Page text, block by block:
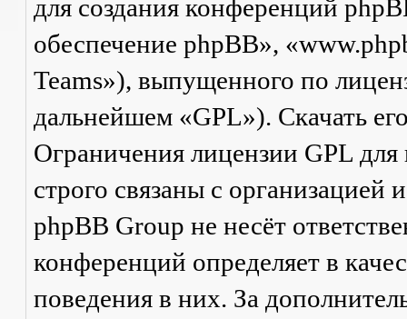
для создания конференций
обеспечение phpBB»,
Teams»), выпущенного по
дальнейшем «GPL»). Скачать
Ограничения лицензии GPL
строго связаны с
phpBB Group не несёт
конференций определяет в
поведения в них. За